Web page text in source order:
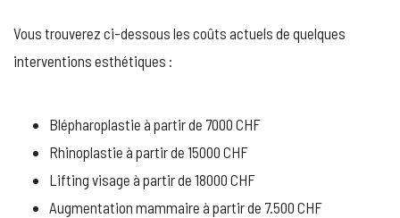
Vous trouverez ci-dessous les coûts actuels de quelques
interventions esthétiques :
Blépharoplastie à partir de 7000 CHF
Rhinoplastie à partir de 15000 CHF
Lifting visage à partir de 18000 CHF
Augmentation mammaire à partir de 7.500 CHF